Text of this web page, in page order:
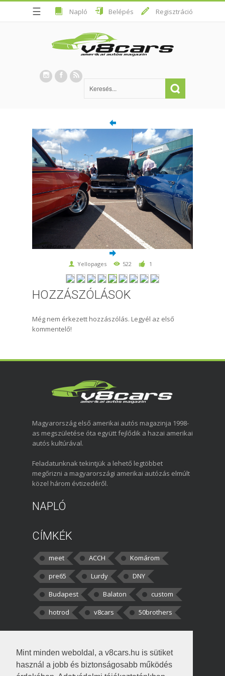
Mint minden weboldal, a v8cars.hu is sütiket
használ a jobb és biztonságosabb működés
☰ Napló Belépés Regisztráció
Yellopages 522 1
HOZZÁSZÓLÁSOK
Még nem érkezett hozzászólás. Legyél az első
kommentelő!
Magyarország első amerikai autós magazinja 1998-
as megszületése óta együtt fejlődik a hazai amerikai
autós kultúrával.
Feladatunknak tekintjük a lehető legtöbbet
megőrizni a magyarországi amerikai autózás elmúlt
közel három évtizedéről.
NAPLÓ
CÍMKÉK
meet ACCH
Komárom
pre65
Lurdy
DNY
Budapest
Balaton
custom
hotrod
v8cars 50brothers
kortisz:Elszúrtam! Én csak két
darabbaal számoltam. Nem tudtam, hogy fél autót,